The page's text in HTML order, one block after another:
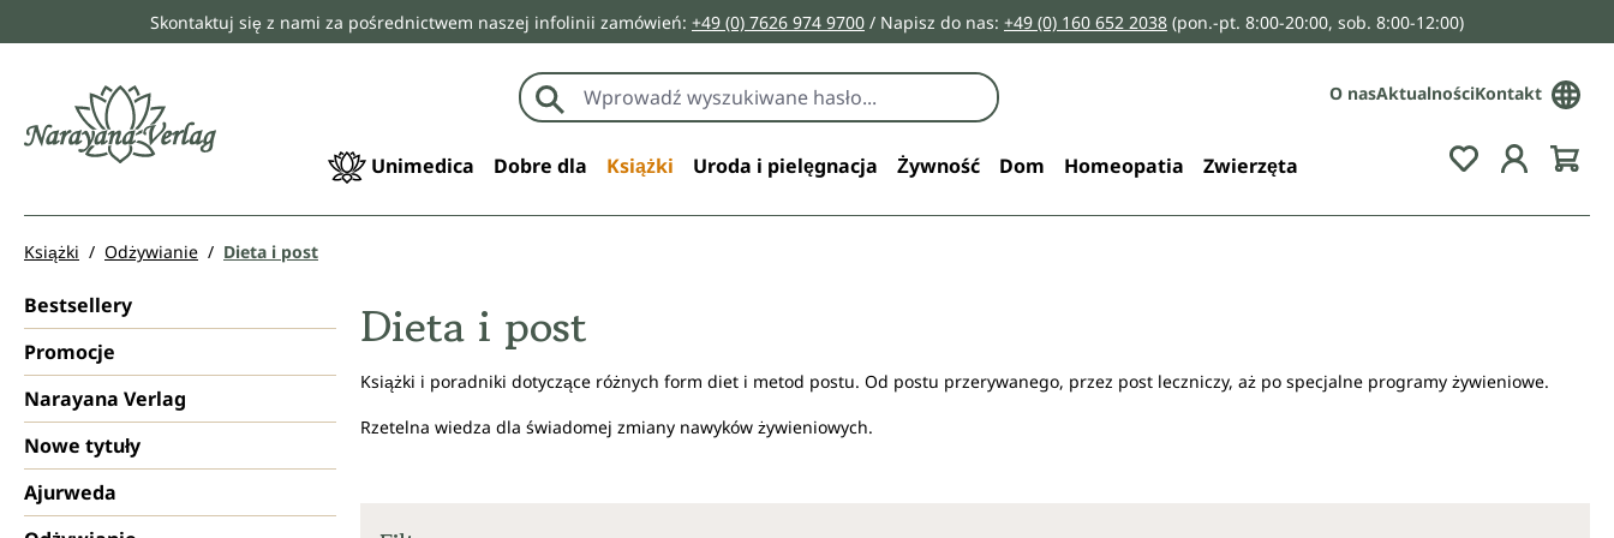
Przejdź do głównej nawigacji
Skontaktuj się z nami za pośrednictwem naszej infolinii zamówień: +49 (0) 7626 974 9700 / Napisz do nas: +49 (0) 160 652 2038 (pon.-pt. 8:00-20:00, sob. 8:00-12:00)
O nasAktualnościKontakt
Unimedica Dobre dla Książki Uroda i pielęgnacja Żywność Dom Homeopatia Zwierzęta You have 0
Książki Odżywianie Dieta i post
Bestsellery
Promocje
Narayana Verlag
Nowe tytuły
Ajurweda
Dieta i post
Książki i poradniki dotyczące różnych form diet i metod postu. Od postu przerywanego, przez post leczniczy, aż po specjalne programy żywieniowe.
Rzetelna wiedza dla świadomej zmiany nawyków żywieniowych.